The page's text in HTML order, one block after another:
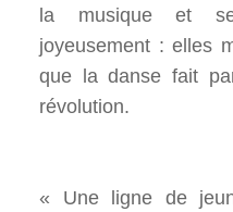
la musique et
joyeusement : elles
que la danse fait
révolution.
« Une ligne de